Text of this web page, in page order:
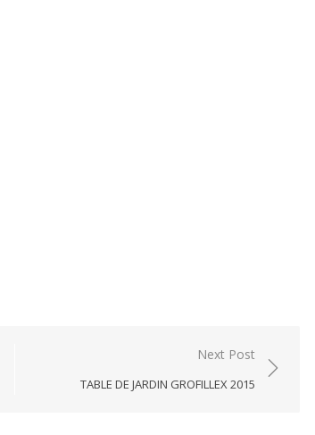
Next Post
TABLE DE JARDIN GROFILLEX 2015